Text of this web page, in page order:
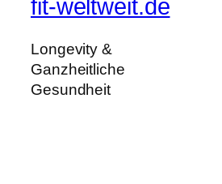
fit-weltweit.de
Longevity &
Ganzheitliche
Gesundheit